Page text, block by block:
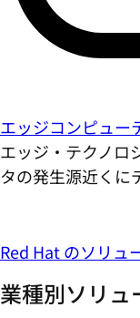
エッジコンピュー
エッジ・テクノロ
タの発生源近くに
Red Hat のソリュ
業種別ソリュ